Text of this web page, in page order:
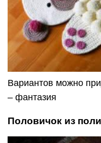
Вариантов можно
– фантазия
Половичок из